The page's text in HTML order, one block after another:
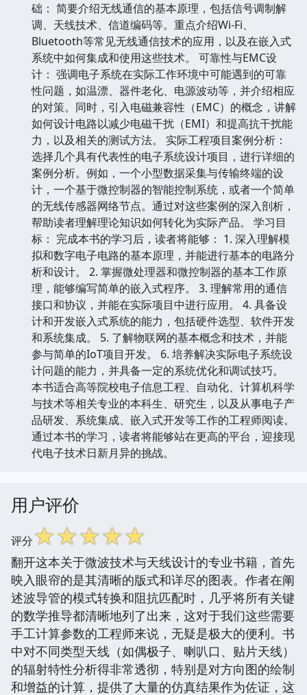
础： 简要介绍无线通信的基本原理，包括信号调制解
调、天线技术、信道编码等。重点介绍Wi-Fi、
Bluetooth等常见无线通信技术的应用，以及在嵌入式
系统中如何集成和使用这些技术。 可靠性与EMC设
计： 强调电子系统在实际工作环境中可能遇到的可靠
性问题，如温漂、器件老化、电源波动等，并介绍相应
的对策。同时，引入电磁兼容性（EMC）的概念，讲解
如何设计电路以减少电磁干扰（EMI）和提高抗干扰能
力，以及相关的测试方法。 实际工程项目案例分析：
选择几个具有代表性的电子系统设计项目，进行详细的
案例分析。例如，一个小型数据采集与传输终端的设
计，一个基于微控制器的智能控制系统，或者一个简单
的无线传感器网络节点。通过对这些案例的深入剖析，
帮助读者理解理论知识如何转化为实际产品。 学习目
标： 完成本书的学习后，读者将能够： 1. 深入理解模
拟和数字电子电路的基本原理，并能进行基本的电路分
析和设计。 2. 掌握微处理器和微控制器的基本工作原
理，能够编写简单的嵌入式程序。 3. 理解常用的通信
接口和协议，并能在实际项目中进行应用。 4. 具备设
计和开发嵌入式系统的能力，包括硬件选型、软件开发
和系统集成。 5. 了解物联网的基本概念和技术，并能
参与简单的IoT项目开发。 6. 培养解决实际电子系统设
计问题的能力，并具备一定的系统优化和调试技巧。
本书适合高等院校电子信息工程、自动化、计算机科学
与技术等相关专业的本科生、研究生，以及从事电子产
品研发、系统集成、嵌入式开发等工作的工程师阅读。
通过本书的学习，读者将能够站在更高的平台，迎接现
代电子技术日新月异的挑战。
用户评价
评分☆☆☆☆☆
翻开这本关于微波技术与天线设计的专业书籍，首先
映入眼帘的是其清晰的版式和详尽的图表。作者在阐
述波导管的模式转换和阻抗匹配时，几乎将所有关键
的数学推导都清晰地列了出来，这对于我们这些需要
手工计算参数的工程师来说，无疑是极大的便利。书
中对不同类型天线（如偶极子、喇叭口、贴片天线）
的辐射特性分析得非常透彻，特别是对方向图的绘制
和增益的计算，提供了大量的仿真结果作为佐证，这